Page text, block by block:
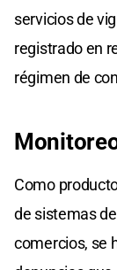
servicios de
registrado en
régimen de
Como
de sistemas
comercios, se